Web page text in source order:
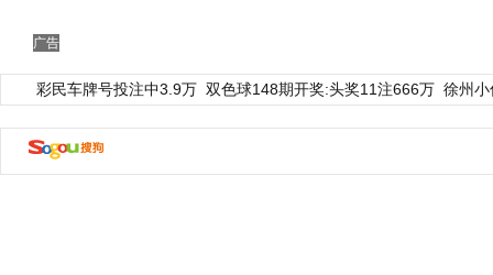
广告
彩民车牌号投注中3.9万 双色球148期开奖:头奖11注666万 徐州